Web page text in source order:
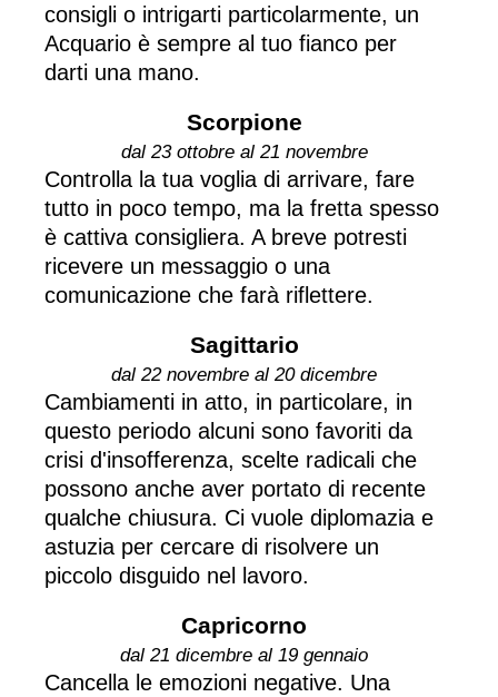
consigli o intrigarti particolarmente, un
Acquario è sempre al tuo fianco per
darti una mano.
Scorpione
dal 23 ottobre al 21 novembre
Controlla la tua voglia di arrivare, fare
tutto in poco tempo, ma la fretta spesso
è cattiva consigliera. A breve potresti
ricevere un messaggio o una
comunicazione che farà riflettere.
Sagittario
dal 22 novembre al 20 dicembre
Cambiamenti in atto, in particolare, in
questo periodo alcuni sono favoriti da
crisi d'insofferenza, scelte radicali che
possono anche aver portato di recente
qualche chiusura. Ci vuole diplomazia e
astuzia per cercare di risolvere un
piccolo disguido nel lavoro.
Capricorno
dal 21 dicembre al 19 gennaio
Cancella le emozioni negative. Una